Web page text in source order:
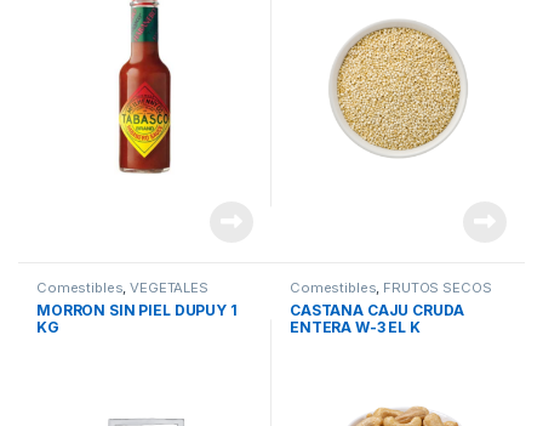
Comestibles,VEGETALES
CONSERVA
MORRON SIN PIEL DUPUY 1
KG
Comestibles, FRUTOS SECOS
CASTANA CAJU CRUDA
ENTERA W-3 EL K